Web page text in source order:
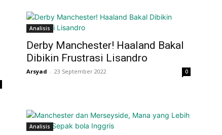
Analisis
Derby Manchester! Haaland Bakal
Dibikin Frustrasi Lisandro
Arsyad - 23 September 2022 0
Analisis